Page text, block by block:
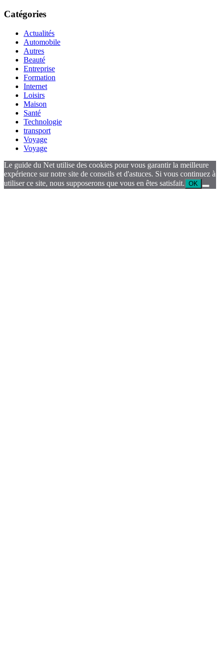
Catégories
Actualités
Automobile
Autres
Beauté
Entreprise
Formation
Internet
Loisirs
Maison
Santé
Technologie
transport
Voyage
Voyage
Le guide du Net utilise des cookies pour vous garantir la meilleure
expérience sur notre site de conseils et d'astuces. Si vous continuez à
utiliser ce site, nous supposerons que vous en êtes satisfait. OK